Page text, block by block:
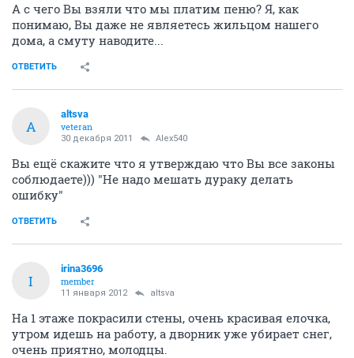
А с чего Вы взяли что мы платим пеню? Я, как
понимаю, Вы даже не являетесь жильцом нашего
дома, а смуту наводите...
ОТВЕТИТЬ
A
altsva
veteran
30 декабря 2011 Alex540
Вы ещё скажите что я утверждаю что Вы все законы
соблюдаете))) "Не надо мешать дураку делать
ошибку"
ОТВЕТИТЬ
I
irina3696
member
11 января 2012 altsva
На 1 этаже покрасили стены, очень красивая елочка,
утром идешь на работу, а дворник уже убирает снег,
очень приятно, молодцы.